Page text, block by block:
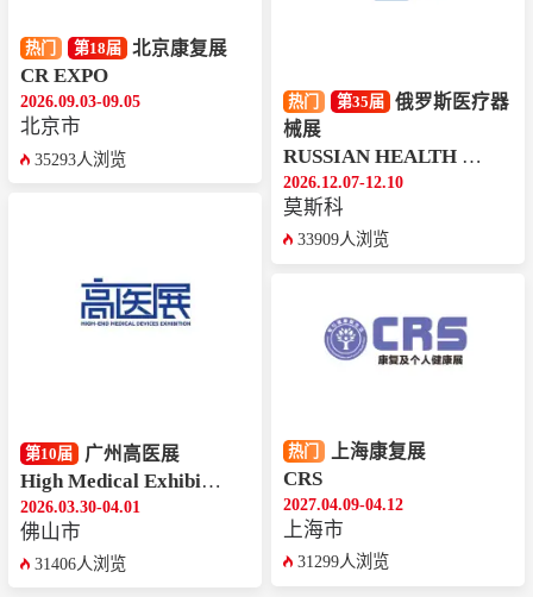
热门 第18届 北京康复展
CR EXPO
2026.09.03-09.05
北京市
35293人浏览
第10届 广州高医展
High Medical Exhibition
2026.03.30-04.01
佛山市
31406人浏览
热门 第35届
俄罗斯医疗器
械展
RUSSIAN HEALTH CARE WEEK
2026.12.07-12.10
莫斯科
33909人浏览
热门 上海康复展
CRS
2027.04.09-04.12
上海市
31299人浏览